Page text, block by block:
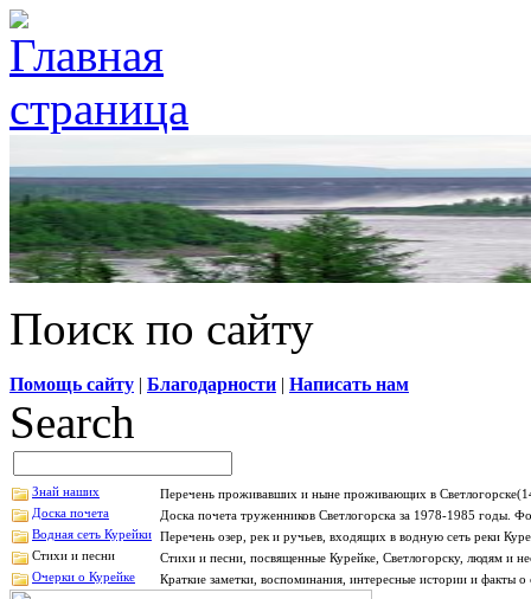
Поиск по сайту
Помощь сайту | Благодарности | Написать нам
Search
Знай наших
Перечень проживавших и ныне проживающих в
Доска почета
Доска почета труженников Светлогорска за 1978-1985 годы.
Водная сеть Курейки Перечень озер, рек и ручьев, входящих в водную сеть реки
Стихи и песни
Стихи и песни, посвященные Курейке, Светлогорску, людям и
Очерки о Курейке
Краткие заметки, воспоминания, интересные истории и факты